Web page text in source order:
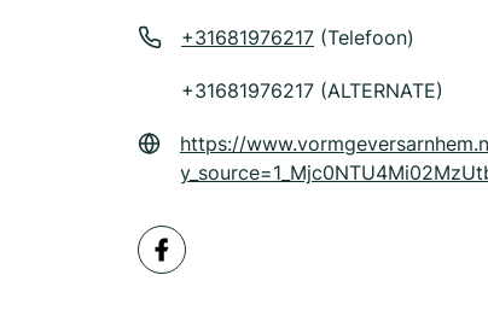
+31681976217 (Telefoon)
+31681976217 (ALTERNATE)
https://